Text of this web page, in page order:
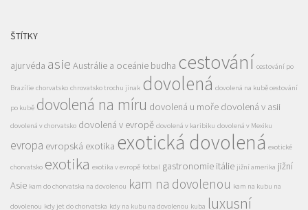
ŠTÍTKY
ajurvéda asie Austrálie a oceánie budha cestování cestování po
Brazílie chorvatsko chrovatsko trochu jinak dovolená dovolená na kubě cestování
po kubě dovolená na míru dovolená u moře dovolená v asii
dovolená v chorvatsko dovolená v evropě dovolená v karibiku dovolená v Mexiku
evropa evropská exotika exotická dovolená exotické
chorvatsko exotika exotika v evropě fotbal gastronomie itálie jižní amerika jižní
Asie kam do chorvatska na dovolenou kam na dovolenou kam na kubu na
dovolenou kdy jet do chorvatska kdy na kubu na dovolenou kuba luxusní